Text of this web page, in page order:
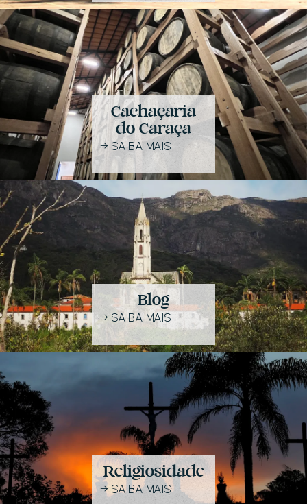
Cachaçaria
do Caraça
→ SAIBA MAIS
Blog
→ SAIBA MAIS
Religiosidade
→ SAIBA MAIS